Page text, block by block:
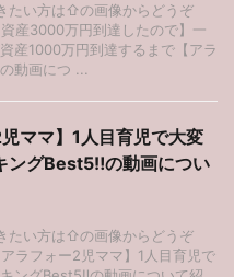
たい方は⇧の画像からどうぞ
産3000万円到達したので】一
産1000万円到達するまで【アラ
動画につ ...
児ママ】1人目育児で大変
ングBest5‼︎の動画につい
たい方は⇧の画像からどうぞ
ラフォー2児ママ】1人目育児で